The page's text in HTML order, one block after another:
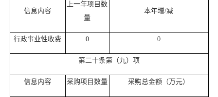
信息内容
上一年项目数
量
本年增/减
行政事业性收费 0 0
第二十条第（九）项
信息内容 采购项目数量 采购总金额（万元）